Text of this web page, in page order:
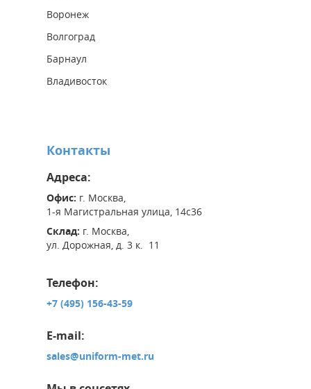
Воронеж
Волгоград
Барнаул
Владивосток
Контакты
Адреса:
Офис: г. Москва,
1-я Магистральная улица, 14с36
Склад: г. Москва,
ул. Дорожная, д. 3 к. 11
Телефон:
+7 (495) 156-43-59
E-mail:
sales@uniform-met.ru